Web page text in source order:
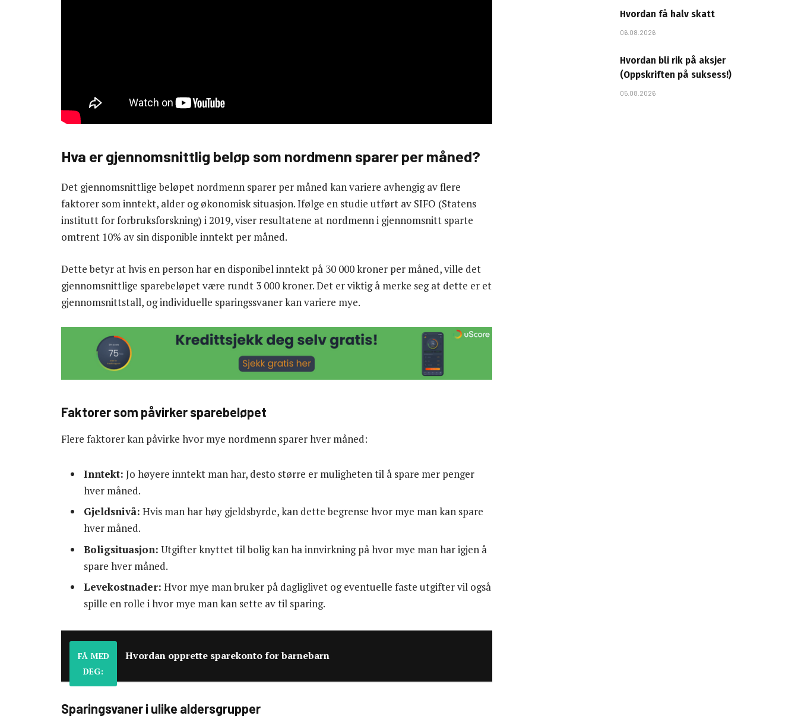
Hva er gjennomsnittlig beløp som nordmenn sparer per måned?
Det gjennomsnittlige beløpet nordmenn sparer per måned kan variere avhengig av flere
faktorer som inntekt, alder og økonomisk situasjon. Ifølge en studie utført av SIFO (Statens
institutt for forbruksforskning) i 2019, viser resultatene at nordmenn i gjennomsnitt sparte
omtrent 10% av sin disponible inntekt per måned.
Dette betyr at hvis en person har en disponibel inntekt på 30 000 kroner per måned, ville det
gjennomsnittlige sparebeløpet være rundt 3 000 kroner. Det er viktig å merke seg at dette er et
gjennomsnittstall, og individuelle sparingssvaner kan variere mye.
Faktorer som påvirker sparebeløpet
Flere faktorer kan påvirke hvor mye nordmenn sparer hver måned:
Inntekt: Jo høyere inntekt man har, desto større er muligheten til å spare mer penger
hver måned.
Gjeldsnivå: Hvis man har høy gjeldsbyrde, kan dette begrense hvor mye man kan spare
hver måned.
Boligsituasjon: Utgifter knyttet til bolig kan ha innvirkning på hvor mye man har igjen å
spare hver måned.
Levekostnader: Hvor mye man bruker på dagliglivet og eventuelle faste utgifter vil også
spille en rolle i hvor mye man kan sette av til sparing.
FÅ MED
DEG:
Hvordan opprette sparekonto for barnebarn
Sparingsvaner i ulike aldersgrupper
Hvordan få halv skatt
06.08.2026
Hvordan bli rik på aksjer
(Oppskriften på suksess!)
05.08.2026